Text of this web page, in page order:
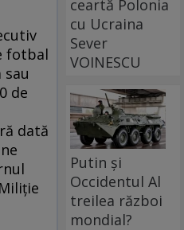
fotbal
de
dată
ceartă Polonia
cu Ucraina
Sever
VOINESCU
Putin și
Occidentul Al
treilea război
mondial?